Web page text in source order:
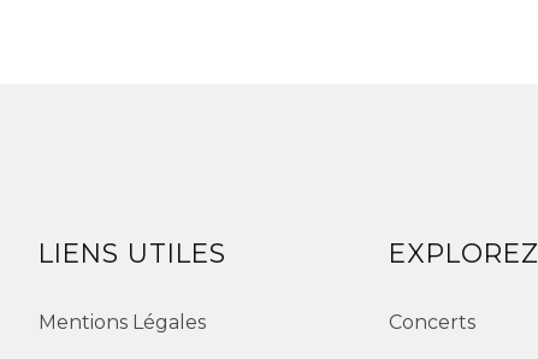
LIENS UTILES
Mentions Légales
EXPLOREZ
Concerts